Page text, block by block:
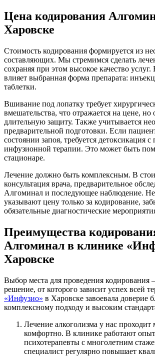
Цена кодирования
Харовске
Стоимость кодирования формируется из
составляющих. Мы стремимся сделать
сохраняя при этом высокое качество
влияет выбранная форма препарата:
таблетки.
Вшивание под лопатку требует
вмешательства, что отражается на цене, но
длительную защиту. Также учитывается
предварительной подготовки. Если
состоянии запоя, требуется детоксикация
инфузионной терапии. Это может быть
стационаре.
Лечение должно быть комплексным. В
консультация врача, предварительное
Алгоминал и последующее наблюдение.
указывают цену только за кодирование,
обязательные диагностические
Преимущества
Алгоминал в клинике
Харовске
Выбор места для проведения кодирования
решение, от которого зависит успех всей
«Инфузио» в Харовске завоевала доверие
комплексному подходу и высоким
Лечение алкоголизма у нас проходит
комфортно. В клинике работают
психотерапевты с многолетним
специалист регулярно повышает